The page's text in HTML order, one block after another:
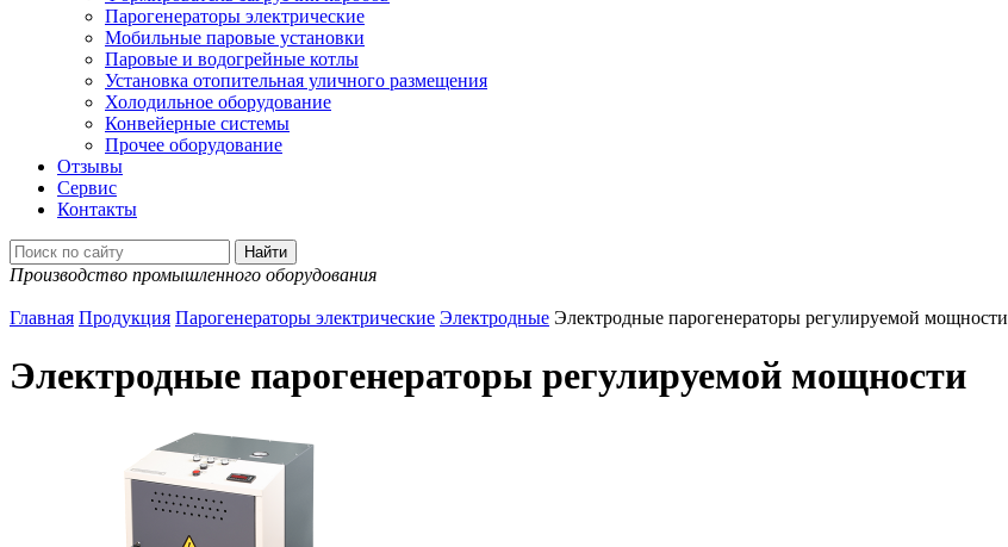
Парогенераторы электрические
Мобильные паровые установки
Паровые и водогрейные котлы
Установка отопительная уличного размещения
Холодильное оборудование
Конвейерные системы
Прочее оборудование
Отзывы
Сервис
Контакты
Производство промышленного оборудования
Главная Продукция Парогенераторы электрические Электродные Электродные парогенераторы регулируемой мощности
Электродные парогенераторы регулируемой мощности